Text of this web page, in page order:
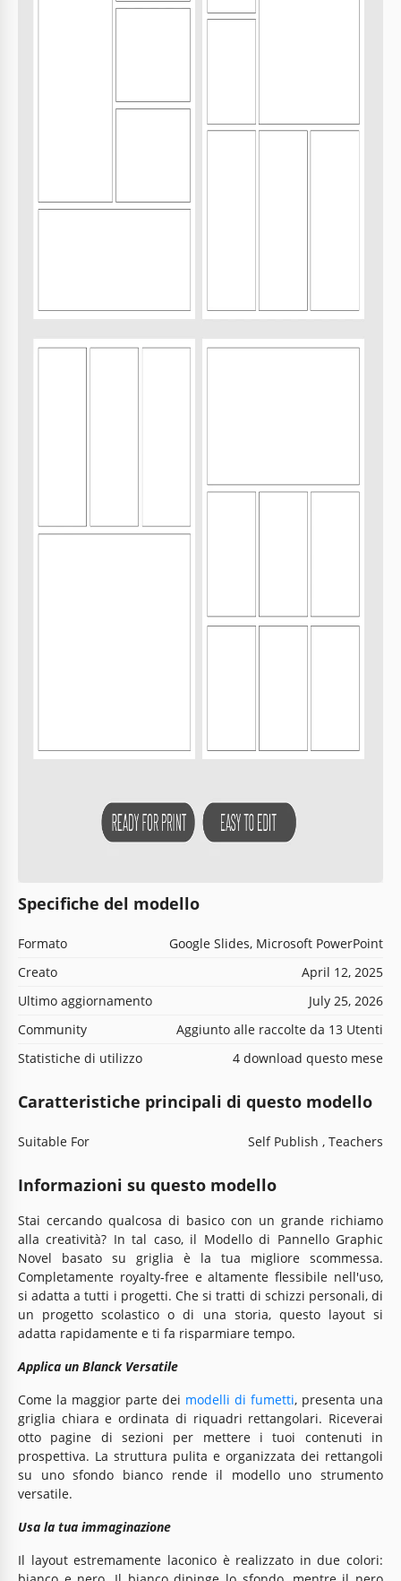
Specifiche del modello
Formato
Google Slides, Microsoft PowerPoint
Creato
April 12, 2025
Ultimo aggiornamento
July 25, 2026
Community
Aggiunto alle raccolte da 13 Utenti
Statistiche di utilizzo
4 download questo mese
Caratteristiche principali di questo modello
Suitable For Self Publish , Teachers
Informazioni su questo modello
Stai cercando qualcosa di basico con un grande richiamo
alla creatività? In tal caso, il Modello di Pannello Graphic
Novel basato su griglia è la tua migliore scommessa.
Completamente royalty-free e altamente flessibile nell'uso,
si adatta a tutti i progetti. Che si tratti di schizzi personali, di
un progetto scolastico o di una storia, questo layout si
adatta rapidamente e ti fa risparmiare tempo.
Applica un Blanck Versatile
Come la maggior parte dei modelli di fumetti, presenta una
griglia chiara e ordinata di riquadri rettangolari. Riceverai
otto pagine di sezioni per mettere i tuoi contenuti in
prospettiva. La struttura pulita e organizzata dei rettangoli
su uno sfondo bianco rende il modello uno strumento
versatile.
Usa la tua immaginazione
Il layout estremamente laconico è realizzato in due colori: